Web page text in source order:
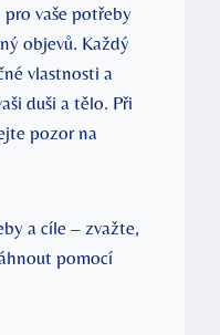
vaše potřeby
objevů. Každý
vlastnosti a
duši a tělo. Při
pozor na
a cíle – zvažte,
pomocí